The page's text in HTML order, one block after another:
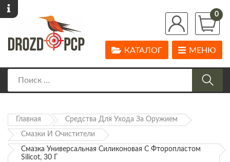
0
МЕНЮ
КАТАЛОГ
Главная Средства Для Ухода За Оружием
Смазки И Очистители
Смазка Универсальная Силиконовая С Фторопластом
Silicot, 30 Г